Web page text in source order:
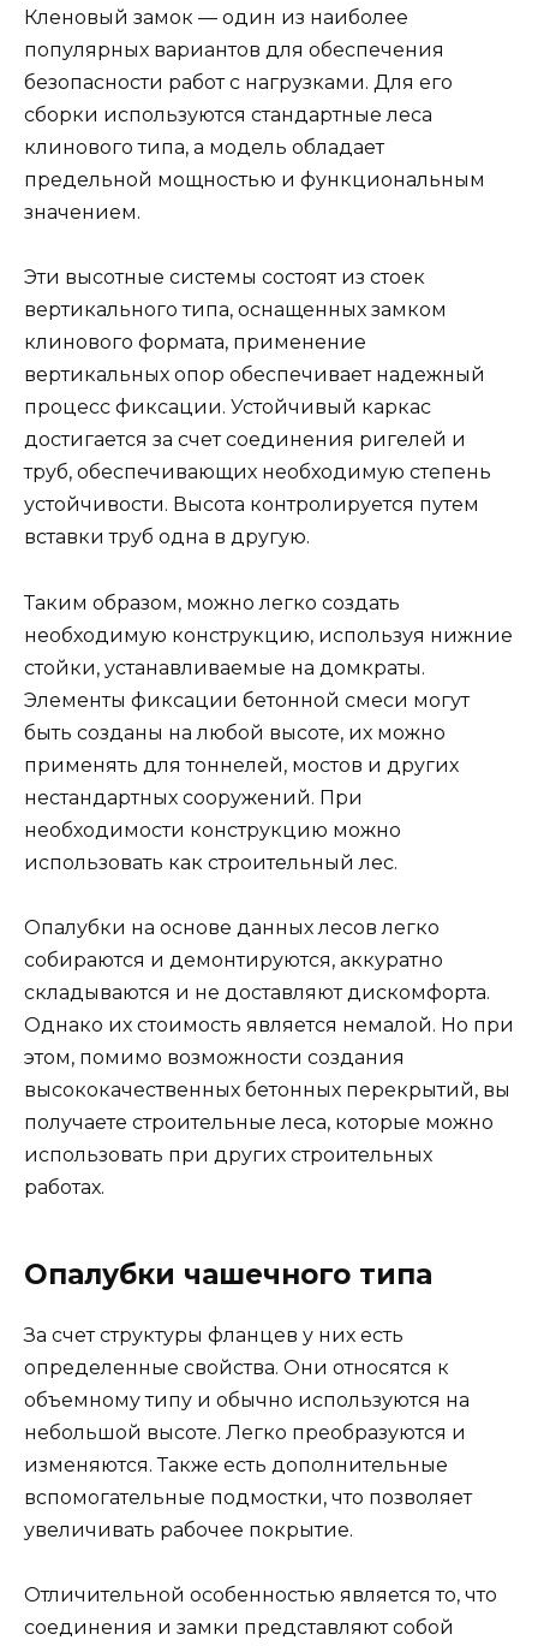
Кленовый замок — один из наиболее
популярных вариантов для обеспечения
безопасности работ с нагрузками. Для его
сборки используются стандартные леса
клинового типа, а модель обладает
предельной мощностью и функциональным
значением.
Эти высотные системы состоят из стоек
вертикального типа, оснащенных замком
клинового формата, применение
вертикальных опор обеспечивает надежный
процесс фиксации. Устойчивый каркас
достигается за счет соединения ригелей и
труб, обеспечивающих необходимую степень
устойчивости. Высота контролируется путем
вставки труб одна в другую.
Таким образом, можно легко создать
необходимую конструкцию, используя нижние
стойки, устанавливаемые на домкраты.
Элементы фиксации бетонной смеси могут
быть созданы на любой высоте, их можно
применять для тоннелей, мостов и других
нестандартных сооружений. При
необходимости конструкцию можно
использовать как строительный лес.
Опалубки на основе данных лесов легко
собираются и демонтируются, аккуратно
складываются и не доставляют дискомфорта.
Однако их стоимость является немалой. Но при
этом, помимо возможности создания
высококачественных бетонных перекрытий, вы
получаете строительные леса, которые можно
использовать при других строительных
работах.
Опалубки чашечного типа
За счет структуры фланцев у них есть
определенные свойства. Они относятся к
объемному типу и обычно используются на
небольшой высоте. Легко преобразуются и
изменяются. Также есть дополнительные
вспомогательные подмостки, что позволяет
увеличивать рабочее покрытие.
Отличительной особенностью является то, что
соединения и замки представляют собой